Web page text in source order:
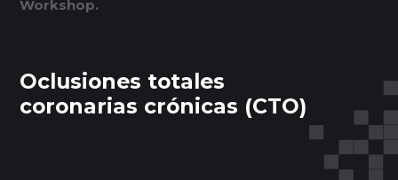
Workshop.
Oclusiones totales
coronarias crónicas (CTO)